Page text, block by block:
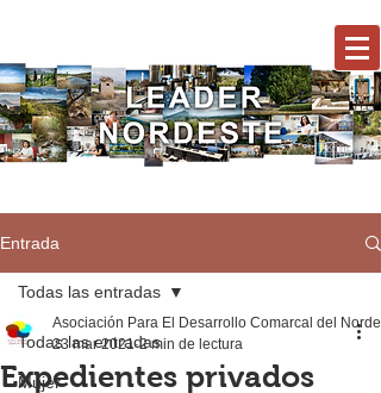
Entrada
Todas las entradas
Mujer
Todas las entradas
Expedientes privados
Asociación Para El Desarrollo Comarcal del
23 mar 2021 2 min de lectura